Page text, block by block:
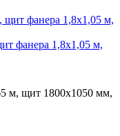
фанера 1,8х1,05 м,
м, щит 1800х1050 мм,